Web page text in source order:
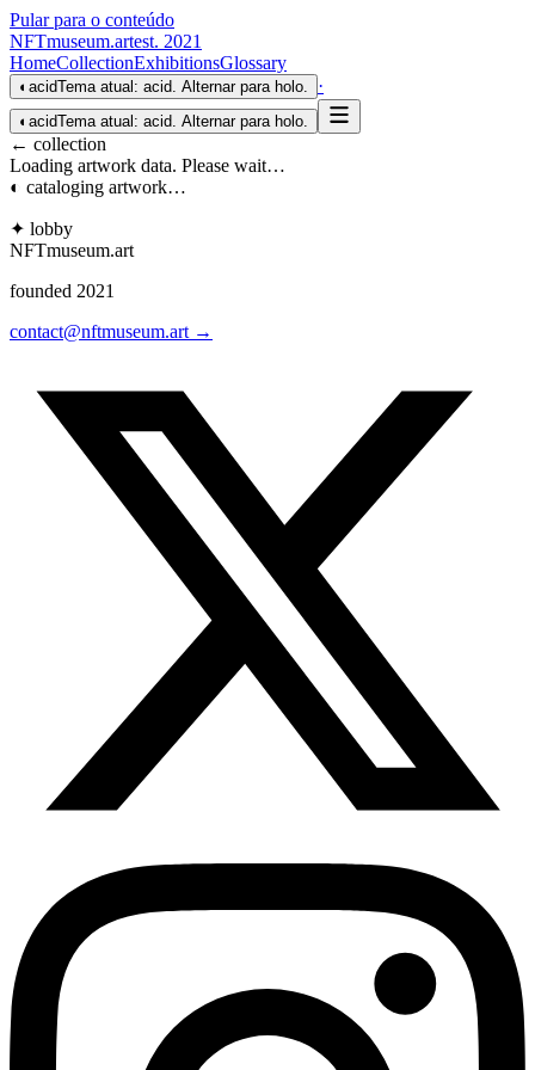
Pular para o conteúdo
NFTmuseum.artest. 2021
HomeCollectionExhibitionsGlossary
◐ acidTema atual: acid. Alternar para holo. ·
◐ acidTema atual: acid. Alternar para holo.
← collection
Loading artwork data. Please wait…
◐ cataloging artwork…
✦ lobby
NFTmuseum.art
founded 2021
contact@nftmuseum.art →